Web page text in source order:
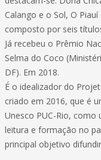
Calango e o Sol, O
composto por seis
Já recebeu o Prêmio
Selma do Coco
DF). Em 2018.
É o idealizador do
criado em 2016, que é
Unesco PUC-Rio,
leitura e formação no
principal objetivo